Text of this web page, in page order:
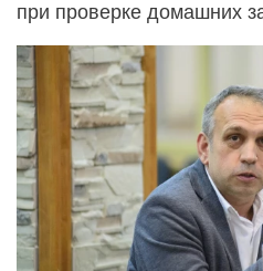
при проверке домашних